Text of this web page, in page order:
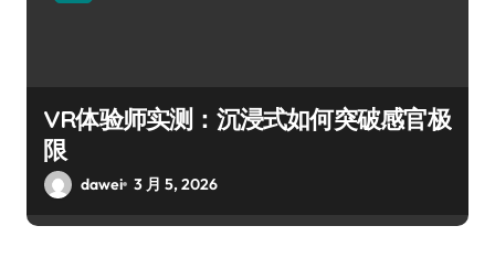
VR体验师实测：沉浸式如何突破感官极
限
dawei 3 月 5, 2026